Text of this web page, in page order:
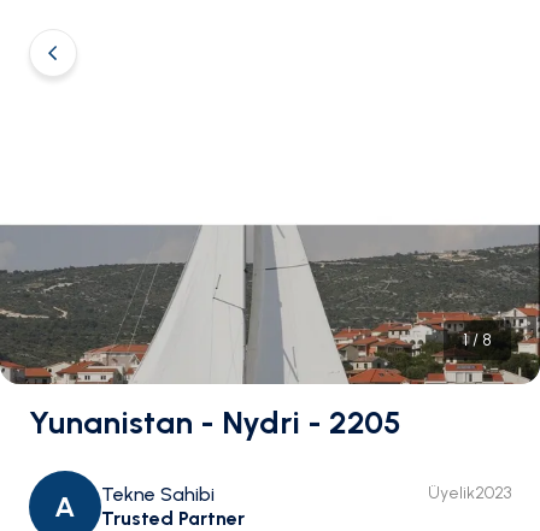
1/8
Yunanistan - Nydri - 2205
A
Tekne Sahibi
Trusted Partner
Üyelik2023